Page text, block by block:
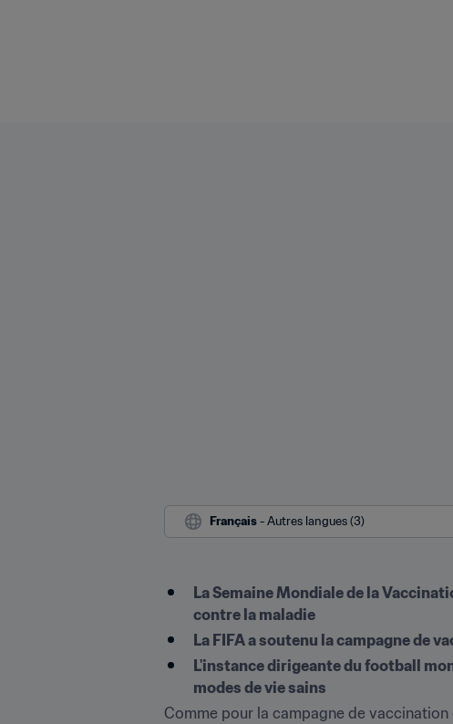
Français - Autres langues (3)
La Semaine Mondiale de la
contre la maladie
La FIFA a soutenu la campagne de
L'instance dirigeante du football
modes de vie sains
Comme pour la campagne de vaccination